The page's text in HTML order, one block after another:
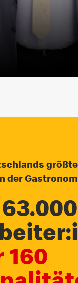
der
160